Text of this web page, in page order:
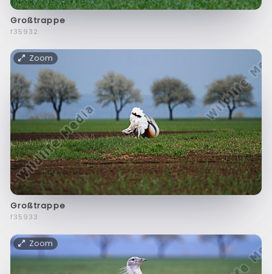
Großtrappe
f35932
Zoom
Großtrappe
f35933
Zoom